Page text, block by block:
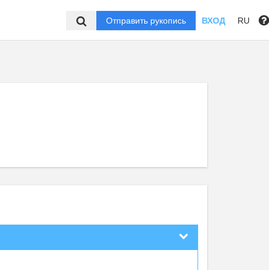
Отправить рукопись ВХОД RU